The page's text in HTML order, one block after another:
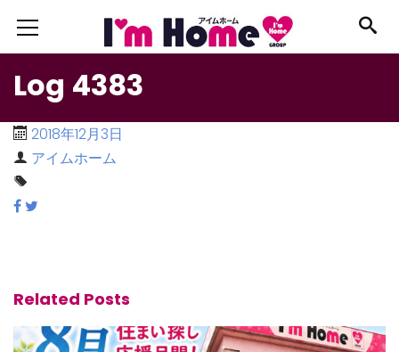
Log 4383
2018年12月3日
アイムホーム
Related Posts